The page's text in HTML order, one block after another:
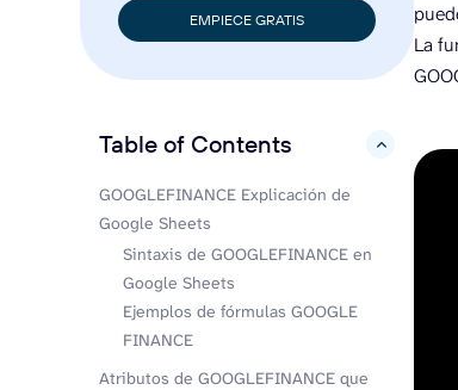
EMPIECE GRATIS
Table of Contents
hide
GOOGLEFINANCE Explicación de
Google Sheets
Sintaxis de GOOGLEFINANCE en
Google Sheets
Ejemplos de fórmulas GOOGLE
FINANCE
Atributos de GOOGLEFINANCE que
La